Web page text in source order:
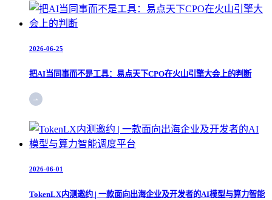
2026-06-25
把AI当同事而不是工具：易点天下CPO在火山引擎大会上的判断
2026-06-01
TokenLX内测邀约 | 一款面向出海企业及开发者的AI模型与算力智能